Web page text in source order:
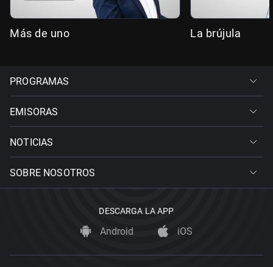
Más de uno La brújula
PROGRAMAS
EMISORAS
NOTICIAS
SOBRE NOSOTROS
DESCARGA LA APP
Android iOS